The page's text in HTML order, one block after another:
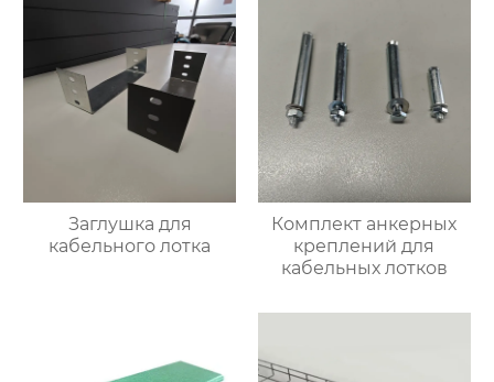
Заглушка для
кабельного лотка
Комплект анкерных
креплений для
кабельных лотков